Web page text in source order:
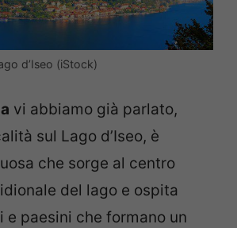
d’Iseo (iStock)
vi abbiamo già parlato,
sul Lago d’Iseo, è
che sorge al centro
del lago e ospita
e paesini che formano un